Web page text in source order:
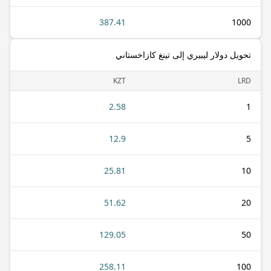
1000
387.41
تحويل دولار ليبيري إلى تينغ كازاخستاني
LRD
KZT
1
2.58
5
12.9
10
25.81
20
51.62
50
129.05
100
258.11